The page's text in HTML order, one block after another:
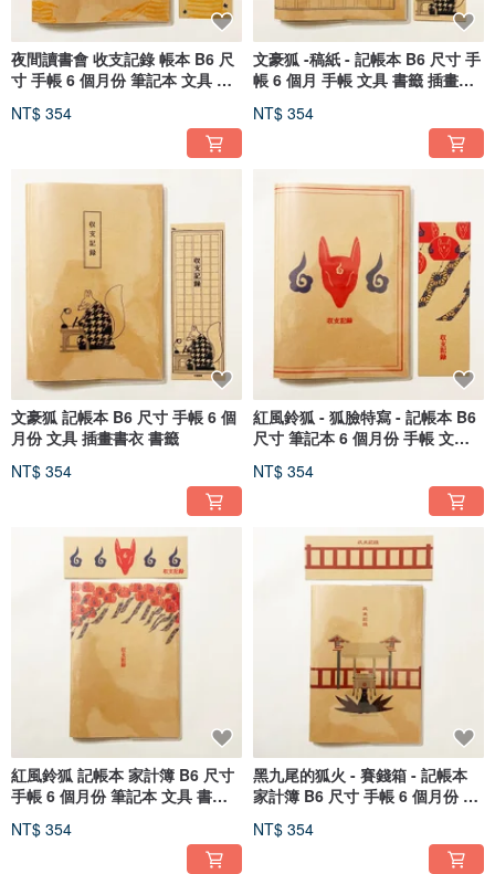
夜間讀書會 收支記錄 帳本 B6 尺
寸 手帳 6 個月份 筆記本 文具 插
NT$ 354
文豪狐 -稿紙 - 記帳本 B6 尺寸 手
帳 6 個月 手帳 文具 書籤 插畫外
NT$ 354
文豪狐 記帳本 B6 尺寸 手帳 6 個
月份 文具 插畫書衣 書籤
NT$ 354
紅風鈴狐 - 狐臉特寫 - 記帳本 B6
尺寸 筆記本 6 個月份 手帳 文具
NT$ 354
紅風鈴狐 記帳本 家計簿 B6 尺寸
手帳 6 個月份 筆記本 文具 書籤
NT$ 354
黑九尾的狐火 - 賽錢箱 - 記帳本
家計簿 B6 尺寸 手帳 6 個月份 日
NT$ 354